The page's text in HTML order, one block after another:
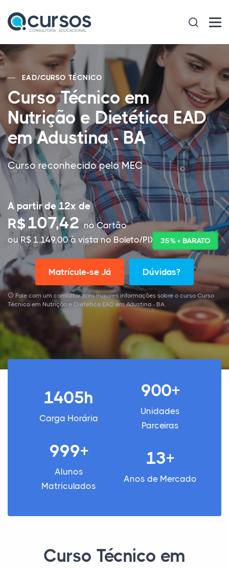
EAD/CURSO TÉCNICO
Curso Técnico em
Nutrição e Dietética EAD
em Adustina - BA
Curso reconhecido pelo MEC
A partir de 12x de
R$107,42 no Cartão
ou R$ 1.149,00 à vista no Boleto/PIX
35% + BARATO
Matrícule-se Já Dúvidas?
Fale com um consultor para maiores informações sobre o curso Curso
Técnico em Nutrição e Dietética EAD em Adustina - BA.
1405h
Carga Horária
900+
Unidades
Parceiras
999+
Alunos
Matriculados
13+
Anos de Mercado
Curso Técnico em